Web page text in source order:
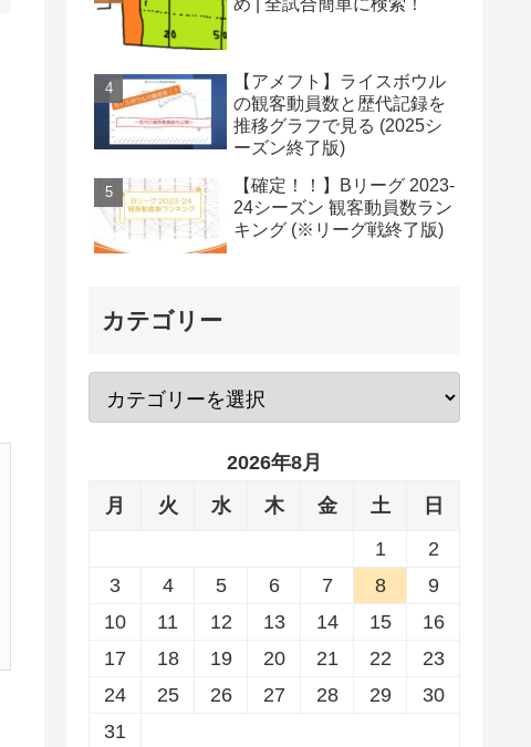
め | 全試合簡単に検索！
【アメフト】ライスボウル
の観客動員数と歴代記録を
推移グラフで見る (2025シ
ーズン終了版)
【確定！！】Bリーグ 2023-
24シーズン 観客動員数ラン
キング (※リーグ戦終了版)
カテゴリー
2026年8月
月
火 水 木 金 土
日
1
2
3
4 5 6 7 8
9
10
11 12 13 14 15
16
17
18 19 20 21 22
23
24
25 26 27 28 29
30
31